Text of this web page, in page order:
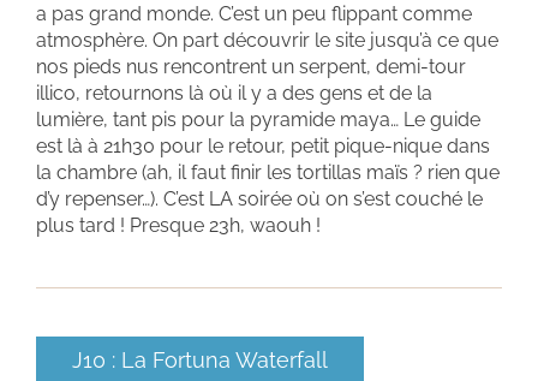
a pas grand monde. C’est un peu flippant comme
atmosphère. On part découvrir le site jusqu’à ce que
nos pieds nus rencontrent un serpent, demi-tour
illico, retournons là où il y a des gens et de la
lumière, tant pis pour la pyramide maya… Le guide
est là à 21h30 pour le retour, petit pique-nique dans
la chambre (ah, il faut finir les tortillas maïs ? rien que
d’y repenser…). C’est LA soirée où on s’est couché le
plus tard ! Presque 23h, waouh !
J10 : La Fortuna Waterfall